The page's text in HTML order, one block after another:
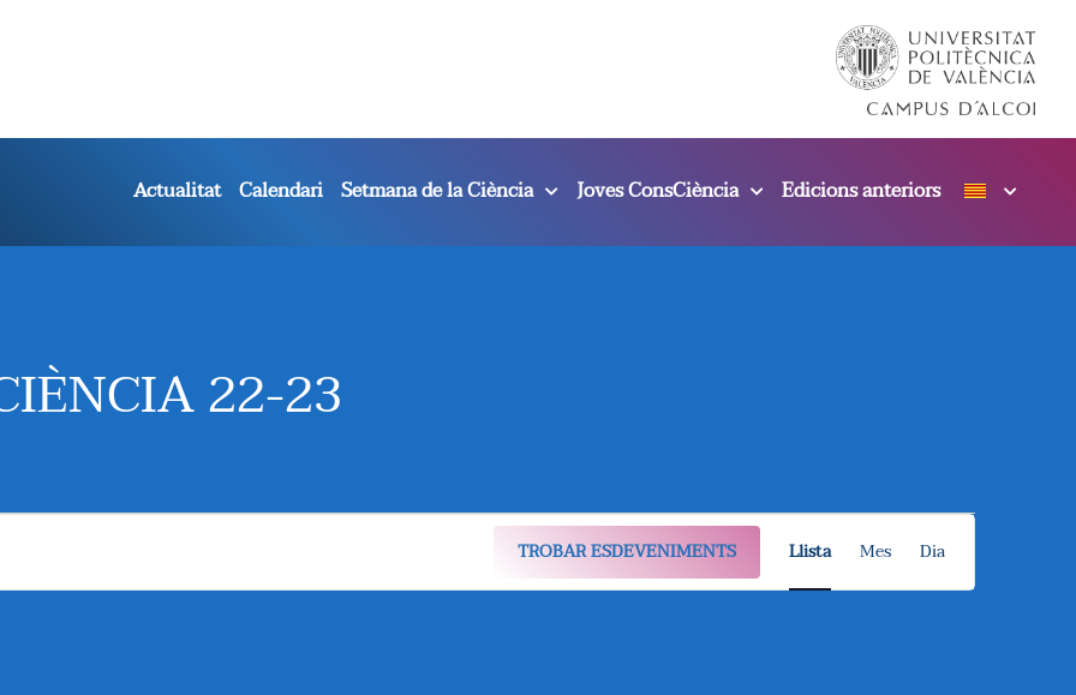
Actualitat Calendari Setmana de la Ciència Joves ConsCiència Edicions anteriors
22-23
TROBAR ESDEVENIMENTS N
A
Llista Mes Dia